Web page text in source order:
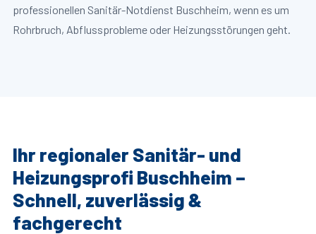
professionellen Sanitär-Notdienst Buschheim, wenn es um
Rohrbruch, Abflussprobleme oder Heizungsstörungen geht.
Ihr regionaler Sanitär- und
Heizungsprofi Buschheim –
Schnell, zuverlässig &
fachgerecht